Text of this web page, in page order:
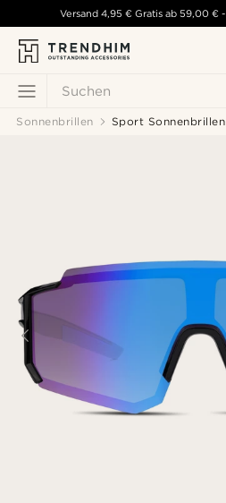
Suchen
Versand 4,95 € Gratis ab 59,00 € -
Sonnenbrillen Sport Sonnenbrillen